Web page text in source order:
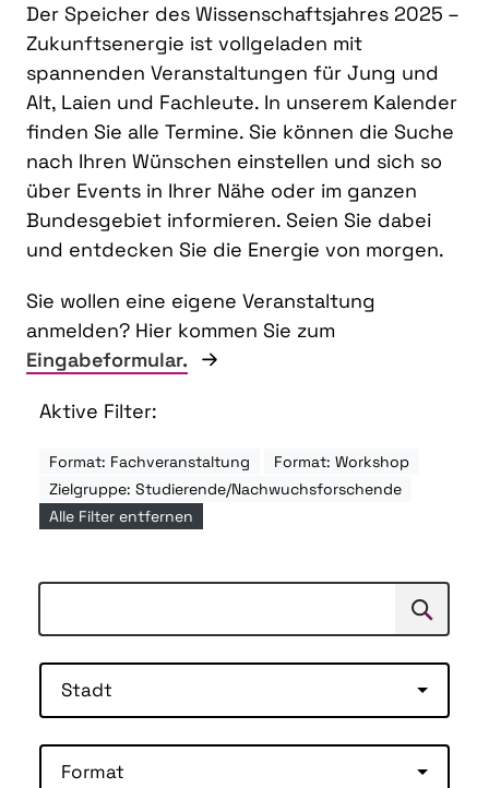
Der Speicher des Wissenschaftsjahres 2025 –
Zukunftsenergie ist vollgeladen mit
spannenden Veranstaltungen für Jung und
Alt, Laien und Fachleute. In unserem Kalender
finden Sie alle Termine. Sie können die Suche
nach Ihren Wünschen einstellen und sich so
über Events in Ihrer Nähe oder im ganzen
Bundesgebiet informieren. Seien Sie dabei
und entdecken Sie die Energie von morgen.
Sie wollen eine eigene Veranstaltung
anmelden? Hier kommen Sie zum
Eingabeformular.
Aktive Filter:
Format: Fachveranstaltung
Format: Workshop
Zielgruppe: Studierende/Nachwuchsforschende
Alle Filter entfernen
Suchen
Stadt
Format